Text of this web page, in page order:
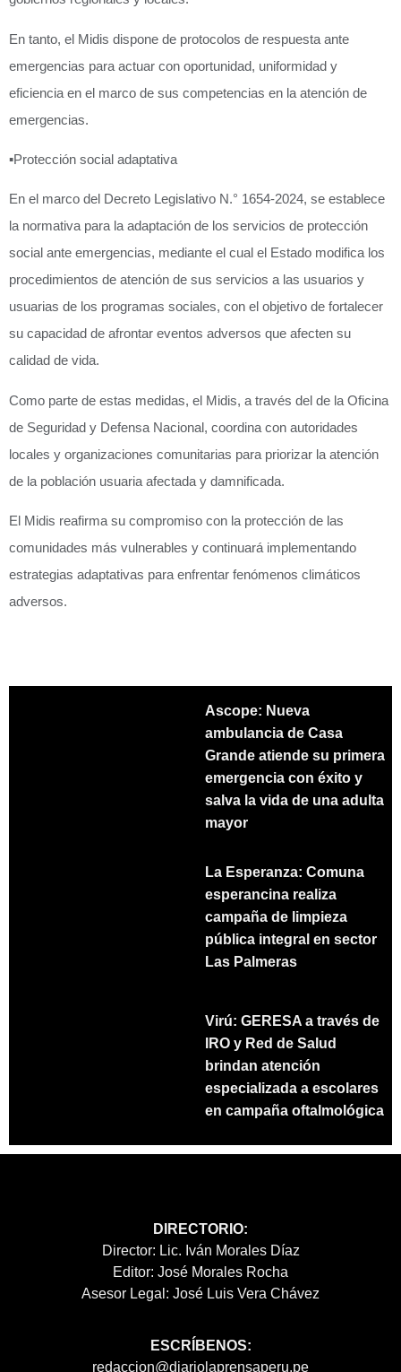
En tanto, el Midis dispone de protocolos de respuesta ante
emergencias para actuar con oportunidad, uniformidad y
eficiencia en el marco de sus competencias en la atención de
emergencias.
▪️Protección social adaptativa
En el marco del Decreto Legislativo N.° 1654-2024, se establece
la normativa para la adaptación de los servicios de protección
social ante emergencias, mediante el cual el Estado modifica los
procedimientos de atención de sus servicios a las usuarios y
usuarias de los programas sociales, con el objetivo de fortalecer
su capacidad de afrontar eventos adversos que afecten su
calidad de vida.
Como parte de estas medidas, el Midis, a través del de la Oficina
de Seguridad y Defensa Nacional, coordina con autoridades
locales y organizaciones comunitarias para priorizar la atención
de la población usuaria afectada y damnificada.
El Midis reafirma su compromiso con la protección de las
comunidades más vulnerables y continuará implementando
estrategias adaptativas para enfrentar fenómenos climáticos
adversos.
Ascope: Nueva
ambulancia de Casa
Grande atiende su primera
emergencia con éxito y
salva la vida de una adulta
mayor
La Esperanza: Comuna
esperancina realiza
campaña de limpieza
pública integral en sector
Las Palmeras
Virú: GERESA a través de
IRO y Red de Salud
brindan atención
especializada a escolares
en campaña oftalmológica
DIRECTORIO:
Director: Lic. Iván Morales Díaz
Editor: José Morales Rocha
Asesor Legal: José Luis Vera Chávez
ESCRÍBENOS:
redaccion@diariolaprensaperu.pe